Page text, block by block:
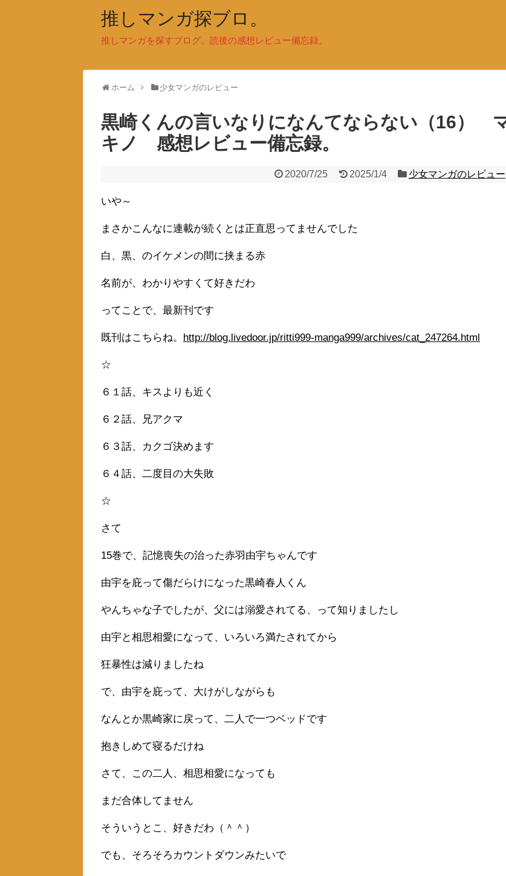
推しマンガ探ブロ。
推しマンガを探すブログ。読後の感想レビュー備忘録。
ホーム 少女マンガのレビュー
黒崎くんの言いなりになんてならない（16）
キノ 感想レビュー備忘録。
2020/7/25 2025/1/4 少女マンガのレビュー
いや～
まさかこんなに連載が続くとは正直思ってませんでした
白、黒、のイケメンの間に挟まる赤
名前が、わかりやすくて好きだわ
ってことで、最新刊です
既刊はこちらね。 http://blog.livedoor.jp/ritti999-manga999/archives/cat_247264.html
☆
６１話、キスよりも近く
６２話、兄アクマ
６３話、カクゴ決めます
６４話、二度目の大失敗
☆
さて
15巻で、記憶喪失の治った赤羽由宇ちゃんです
由宇を庇って傷だらけになった黒崎春人くん
やんちゃな子でしたが、父には溺愛されてる、って知りましたし
由宇と相思相愛になって、いろいろ満たされてから
狂暴性は減りましたね
で、由宇を庇って、大けがしながらも
なんとか黒崎家に戻って、二人で一つベッドです
抱きしめて寝るだけね
さて、この二人、相思相愛になっても
まだ合体してません
そういうとこ、好きだわ（＾＾）
でも、そろそろカウントダウンみたいで